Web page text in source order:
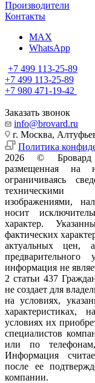
Производители
Контакты
MAX
WhatsApp
+7 499 113-25-89
+7 499 113-25-89
+7 980 471-19-42
Заказать звонок
info@brovard.ru
г. Москва,
Политика
2026 © Бровард
размещенная на
ограничиваясь
техническими
изображениями,
носит
характер.
фактических
актуальных цен,
информация не
2 статьи 437
не создает для
на условиях,
характеристиках,
условиях их
специалистов
или по
Информация
после ее
компании.